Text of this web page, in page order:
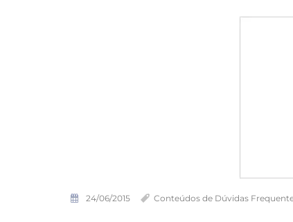
24/06/2015 Conteúdos de Dúvidas